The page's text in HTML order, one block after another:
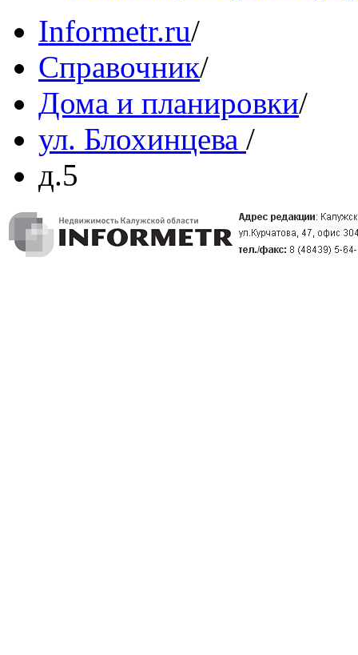
Informetr.ru/
Справочник/
Дома и планировки/
ул. Блохинцева /
д.5